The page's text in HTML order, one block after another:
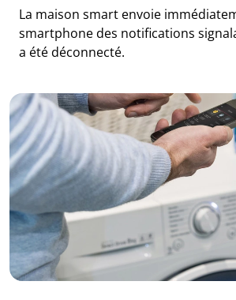
La maison smart envoie
smartphone des notifications
a été déconnecté.